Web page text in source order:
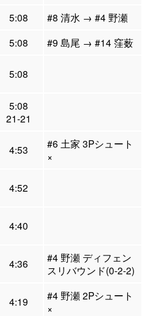
5:08
#8 清水 → #4 野瀬
5:08
#9 島尾 → #14 窪薮
5:08
5:08
21-21
4:53
#6 土家 3Pシュート
×
4:52
4:40
4:36
#4 野瀬 ディフェン
スリバウンド(0-2-2)
4:19
#4 野瀬 2Pシュート
×